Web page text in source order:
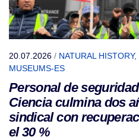
20.07.2026 / NATURAL
MUSEUMS-ES
Personal de
Ciencia culmina dos
sindical con
el 30 %